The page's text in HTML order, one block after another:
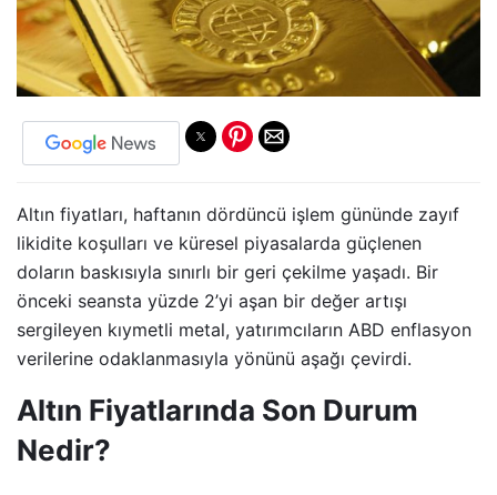
Altın fiyatları, haftanın dördüncü işlem gününde zayıf
likidite koşulları ve küresel piyasalarda güçlenen
doların baskısıyla sınırlı bir geri çekilme yaşadı. Bir
önceki seansta yüzde 2’yi aşan bir değer artışı
sergileyen kıymetli metal, yatırımcıların ABD enflasyon
verilerine odaklanmasıyla yönünü aşağı çevirdi.
Altın Fiyatlarında Son Durum
Nedir?